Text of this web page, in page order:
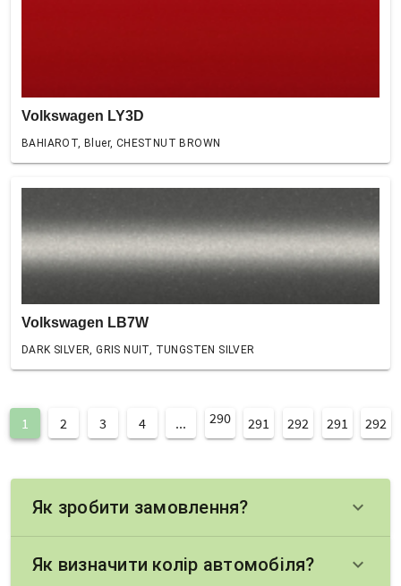
Volkswagen LY3D
BAHIAROT, Bluer, CHESTNUT BROWN
Volkswagen LB7W
DARK SILVER, GRIS NUIT, TUNGSTEN SILVER
1 2 3 4 ... 290 291 292 291 292
Як зробити замовлення? keyboard_arrow_down
Як визначити колір автомобіля? keyboard_arrow_down